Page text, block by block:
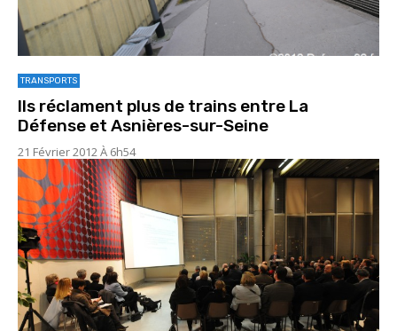
TRANSPORTS
Ils réclament plus de trains entre La
Défense et Asnières-sur-Seine
21 Février 2012 À 6h54